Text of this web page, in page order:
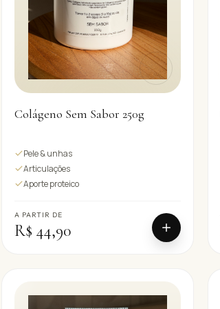
Colágeno Sem Sabor 250g
Pele & unhas
Articulações
Aporte proteico
A PARTIR DE
R$ 44,90